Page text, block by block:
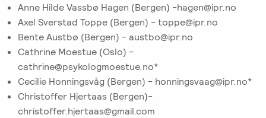
Ofte
stilte
spørsmål
om
kurs
og
utdanning
Anne Hilde Vassbø Hagen (Bergen) -hagen@ipr.no
Axel Sverstad Toppe (Bergen) - toppe@ipr.no
Bente Austbø (Bergen) - austbo@ipr.no
Cathrine Moestue (Oslo) -
cathrine@psykologmoestue.no*
Cecilie Honningsvåg (Bergen) - honningsvaag@ipr.no*
Christoffer Hjertaas (Bergen)-
christoffer.hjertaas@gmail.com